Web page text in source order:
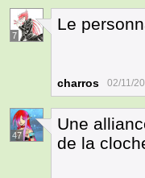
7
Le
charros 02/11/
47
Une
de la